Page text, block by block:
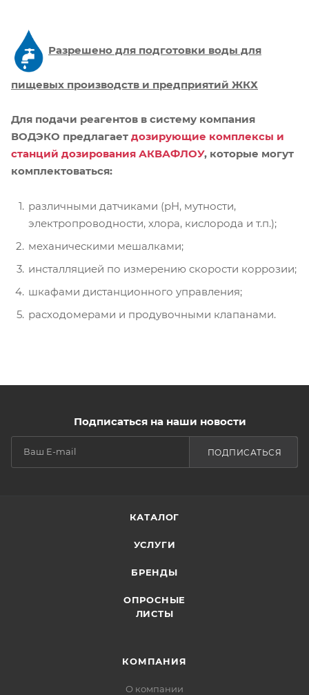
Разрешено для подготовки воды для
пищевых производств и предприятий ЖКХ
Для подачи реагентов в систему компания
ВОДЭКО предлагает дозирующие комплексы и
станций дозирования АКВАФЛОУ, которые могут
комплектоваться:
различными датчиками (pH, мутности,
электропроводности, хлора, кислорода и т.п.);
механическими мешалками;
инсталляцией по измерению скорости коррозии;
шкафами дистанционного управления;
расходомерами и продувочными клапанами.
Подписаться на наши новости
ПОДПИСАТЬСЯ
КАТАЛОГ
УСЛУГИ
БРЕНДЫ
ОПРОСНЫЕ
ЛИСТЫ
КОМПАНИЯ
О компании